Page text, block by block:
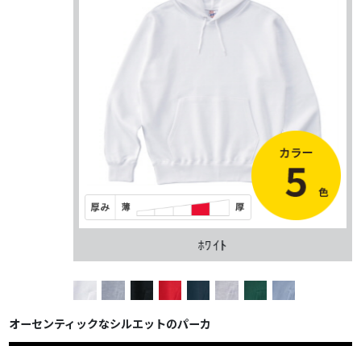
ﾎﾜｲﾄ
オーセンティックなシルエットのパーカ